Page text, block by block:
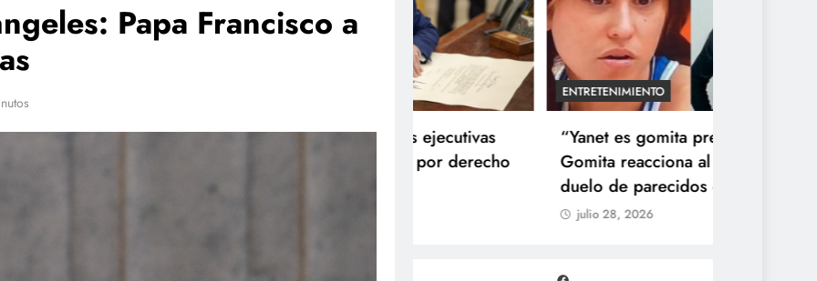
Papa Francisco a
revela
Trump firma órdenes ejecutivas
de nacimiento
ENTRETENIMIENTO
“Yanet es gomita premium”:
Gomita reacciona al inesperado
duelo de parecidos en redes